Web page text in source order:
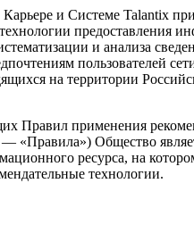
и Системе Talantix
предоставления
и анализа
пользователей
на территории
Правил применения
— «Правила») Общество
ресурса, на
технологии.